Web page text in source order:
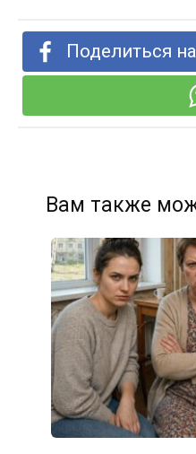
Поделиться
Вам также